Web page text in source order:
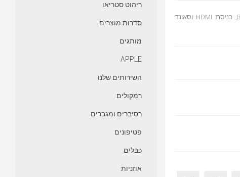
מערכת קולנוע ביתית מקרן קול + סאב עם קישוריות Bluetooth, כניסת HDMI וסאונד
ריהוט סטריאו
סדרות מוצרים
מותגים
APPLE
השירותים שלנו
רמקולים
רסיברים ומגברים
פטיפונים
כבלים
אוזניות